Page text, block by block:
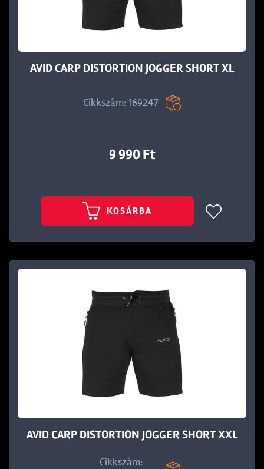
AVID CARP DISTORTION JOGGER SHORT XL
Cikkszám: 169247
9 990 Ft
KOSÁRBA
AVID CARP DISTORTION JOGGER SHORT XXL
Cikkszám: